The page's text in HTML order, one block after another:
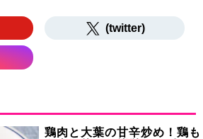
(twitter)
鶏肉と大葉の甘辛炒め！鶏も